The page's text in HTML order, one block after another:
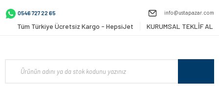
0546 727 22 65 info@ustapazar.com
Tüm Türkiye Ücretsiz Kargo - HepsiJet KURUMSAL TEKLİF AL